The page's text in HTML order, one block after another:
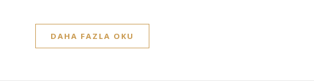
DAHA FAZLA OKU